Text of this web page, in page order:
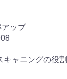
ップ
キャニングの役割